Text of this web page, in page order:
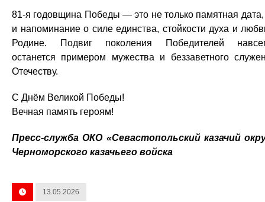
81-я годовщина Победы — это не только памятная
и напоминание о силе единства, стойкости духа и
Родине. Подвиг поколения Победителей
останется примером мужества и беззаветного
Отечеству.
С Днём Великой Победы!
Вечная память героям!
Пресс-служба ОКО «Севастопольский казачий
Черноморского казачьего войска
13.05.2026